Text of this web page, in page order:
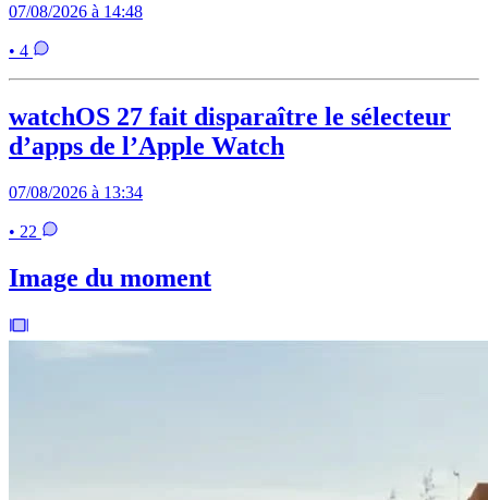
07/08/2026 à 14:48
• 4
watchOS 27 fait disparaître le sélecteur
d’apps de l’Apple Watch
07/08/2026 à 13:34
• 22
Image du moment